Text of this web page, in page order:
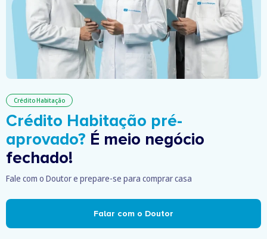
Crédito Habitação
Crédito Habitação pré-
aprovado? É meio negócio
fechado!
Fale com o Doutor e prepare-se para comprar casa
Falar com o Doutor